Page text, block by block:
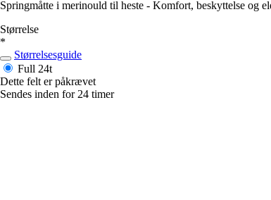
Springmåtte i merinould til heste - Komfort, beskyttelse og
Størrelse
*
Størrelsesguide
Full 24t
Dette felt er påkrævet
Sendes inden for 24 timer